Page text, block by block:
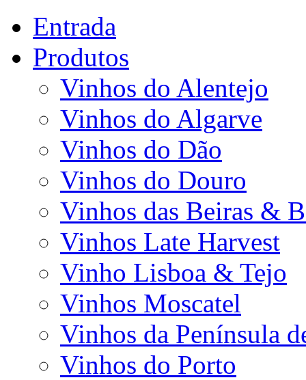
Entrada
Produtos
Vinhos do Alentejo
Vinhos do Algarve
Vinhos do Dão
Vinhos do Douro
Vinhos das Beiras &
Vinhos Late Harvest
Vinho Lisboa & Tejo
Vinhos Moscatel
Vinhos da Península
Vinhos do Porto